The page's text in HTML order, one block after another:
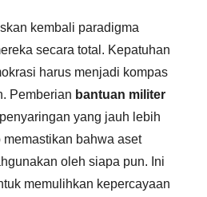
kembali paradigma
secara total. Kepatuhan
harus menjadi kompas
Pemberian bantuan militer
yang jauh lebih
bahwa aset
oleh siapa pun. Ini
memulihkan kepercayaan